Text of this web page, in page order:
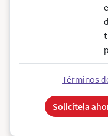
Términos
Solicítela